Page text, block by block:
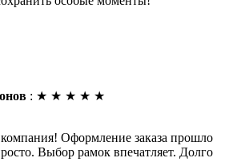
: ★ ★ ★ ★ ★
Оформление заказа прошло
Выбор рамок впечатляет. Долго